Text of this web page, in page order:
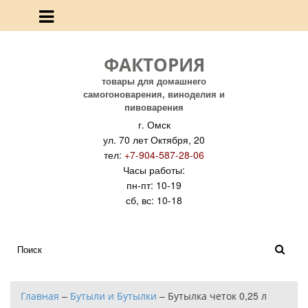
ФАКТОРИЯ
товары для домашнего
самогоноварения, виноделия и
пивоварения
г. Омск
ул. 70 лет Октября, 20
тел: +7-904-587-28-06
Часы работы:
пн-пт: 10-19
сб, вс: 10-18
Главная – Бутыли и Бутылки – Бутылка четок 0,25 л